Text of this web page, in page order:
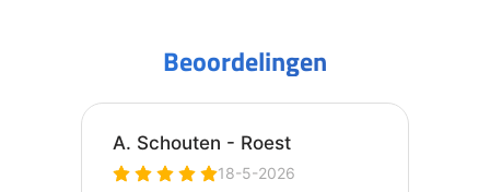
Beoordelingen